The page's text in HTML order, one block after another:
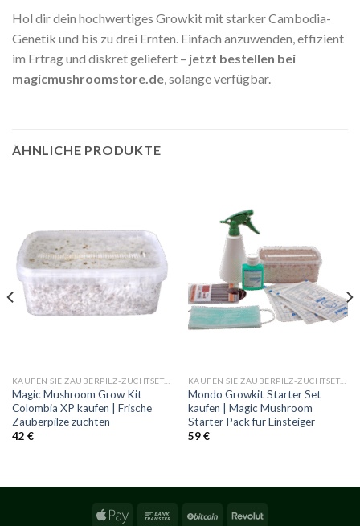
Hol dir dein hochwertiges Growkit mit starker Cambodia-
Genetik und bis zu drei Ernten. Einfach anzuwenden, effizient
im Ertrag und diskret geliefert – jetzt bestellen bei
magicmushroomstore.de , solange verfügbar.
ÄHNLICHE PRODUKTE
KAUFEN SIE ZAUBERPILZ-ZUCHTSETS BEI MONDO®
Magic Mushroom Grow Kit
Colombia XP kaufen | Frische
Zauberpilze züchten
42 €
KAUFEN SIE ZAUBERPILZ-ZUCHTSETS BEI MONDO®
Mondo Growkit Starter Set
kaufen | Magic Mushroom
Starter Pack für Einsteiger
59€